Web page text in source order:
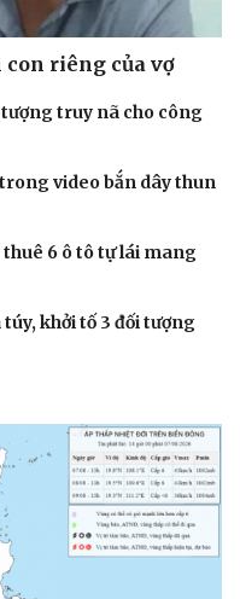
trí
sĩ
trang
Sao Việt
con riêng của vợ
tượng truy nã cho công
video bắn dây thun
6 ô tô tự lái mang
khởi tố 3 đối tượng